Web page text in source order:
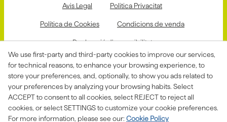
Avis Legal Politica Privacitat
Política de Cookies Condicions de venda
Declaració d'accessibilitat
Canal de denúncies
Aquesta actuació està impulsada i subvencionada pel
Departament d'Empresa i Treball i finançada pel Fons
Social Europeu com a part de la resposta de la Unió
We use first-party and third-party cookies to improve our services,
for technical reasons, to enhance your browsing experience, to
store your preferences, and, optionally, to show you ads related to
your preferences by analyzing your browsing habits. Select
ACCEPT to consent to all cookies, select REJECT to reject all
cookies, or select SETTINGS to customize your cookie preferences.
For more information, please see our: Cookie Policy